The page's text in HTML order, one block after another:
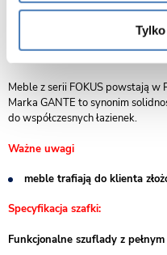
co znacznie skraca czas
Meble z serii FOKUS powstają w
Marka GANTE to synonim
do współczesnych łazienek.
Ważne uwagi
meble trafiają do klienta
Specyfikacja szafki:
Funkcjonalne szuflady z